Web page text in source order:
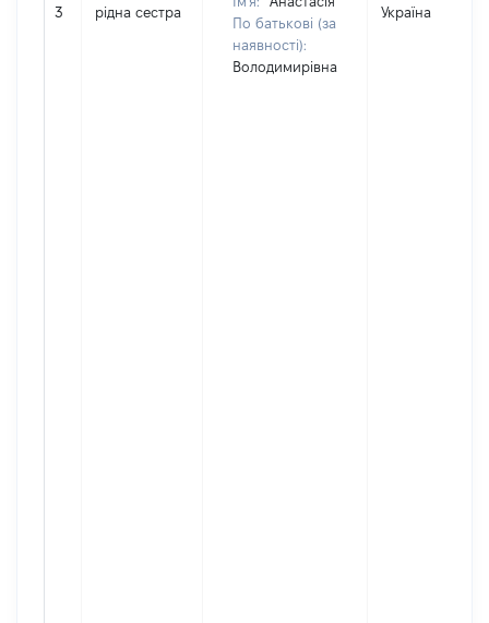
3 рідна сестра
По батькові (за
наявності):
Володимирівна
Україна